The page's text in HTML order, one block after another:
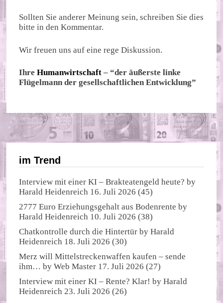
Sollten Sie anderer Meinung sein, schreiben Sie dies
bitte in den Kommentar.
Wir freuen uns auf eine rege Diskussion.
IhreHumanwirtschaft – “der äußerste linke
Flügelmann der gesellschaftlichen Entwicklung”
im Trend
Interview mit einer KI – Brakteatengeld heute? by
Harald Heidenreich 16. Juli 2026 (45)
2777 Euro Erziehungsgehalt aus Bodenrente by
Harald Heidenreich 10. Juli 2026 (38)
Chatkontrolle durch die Hintertür byHarald
Heidenreich 18. Juli 2026 (30)
Merz will Mittelstreckenwaffen kaufen – sende
ihm… byWeb Master 17. Juli 2026 (27)
Interview mit einer KI – Rente? Klar! byHarald
Heidenreich 23. Juli 2026 (26)